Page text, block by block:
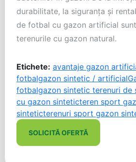
durabilitate, la siguranţa şi
de fotbal cu gazon artificial
terenurile cu gazon natural.
Etichete: avantaje gazon
fotbalgazon sintetic / artificial
fotbalgazon sintetic terenuri de
cu gazon sinteticteren sport
sinteticterenuri sport gazon
SOLICITĂ OFERTĂ